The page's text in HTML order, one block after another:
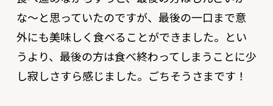
な〜と思っていたのですが、最後の一口まで意
外にも美味しく食べることができました。とい
うより、最後の方は食べ終わってしまうことに少
し寂しさすら感じました。ごちそうさまです！